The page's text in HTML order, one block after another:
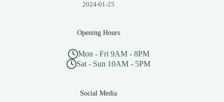
2024-01-25
Opening Hours
Mon - Fri 9AM - 8PM
Sat - Sun 10AM - 5PM
Social Media